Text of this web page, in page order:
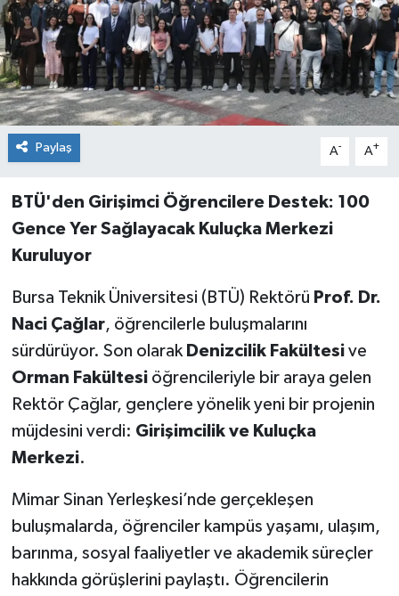
Paylaş A- A+
BTÜ'den Girişimci Öğrencilere Destek: 100
Gence Yer Sağlayacak Kuluçka Merkezi
Kuruluyor
Bursa Teknik Üniversitesi (BTÜ) Rektörü Prof. Dr.
Naci Çağlar, öğrencilerle buluşmalarını
sürdürüyor. Son olarak Denizcilik Fakültesive
Orman Fakültesiöğrencileriyle bir araya gelen
Rektör Çağlar, gençlere yönelik yeni bir projenin
müjdesini verdi: Girişimcilik ve Kuluçka
Merkezi.
Mimar Sinan Yerleşkesi’nde gerçekleşen
buluşmalarda, öğrenciler kampüs yaşamı, ulaşım,
barınma, sosyal faaliyetler ve akademik süreçler
hakkında görüşlerini paylaştı. Öğrencilerin
Spor
Teknoloji
Türkiye